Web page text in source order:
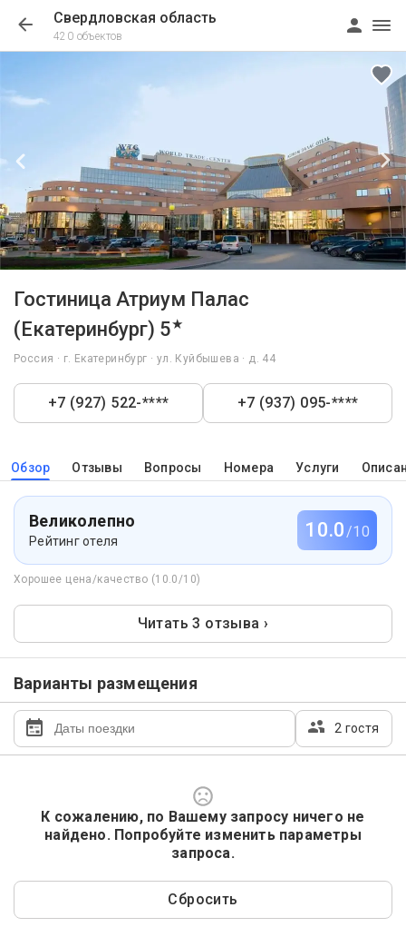
Свердловская область
420 объектов
Гостиница Атриум Палас
(Екатеринбург) 5★
Россия · г. Екатеринбург · ул. Куйбышева · д. 44
+7 (927) 522-**** +7 (937) 095-****
Обзор Отзывы Вопросы Номера Услуги
Великолепно
Рейтинг отеля 10.0/10
Хорошее цена/качество (10.0/10)
Читать 3 отзыва ›
Варианты размещения
2 гостя
К сожалению, по Вашему запросу ничего не
найдено. Попробуйте изменить параметры
запроса.
Сбросить